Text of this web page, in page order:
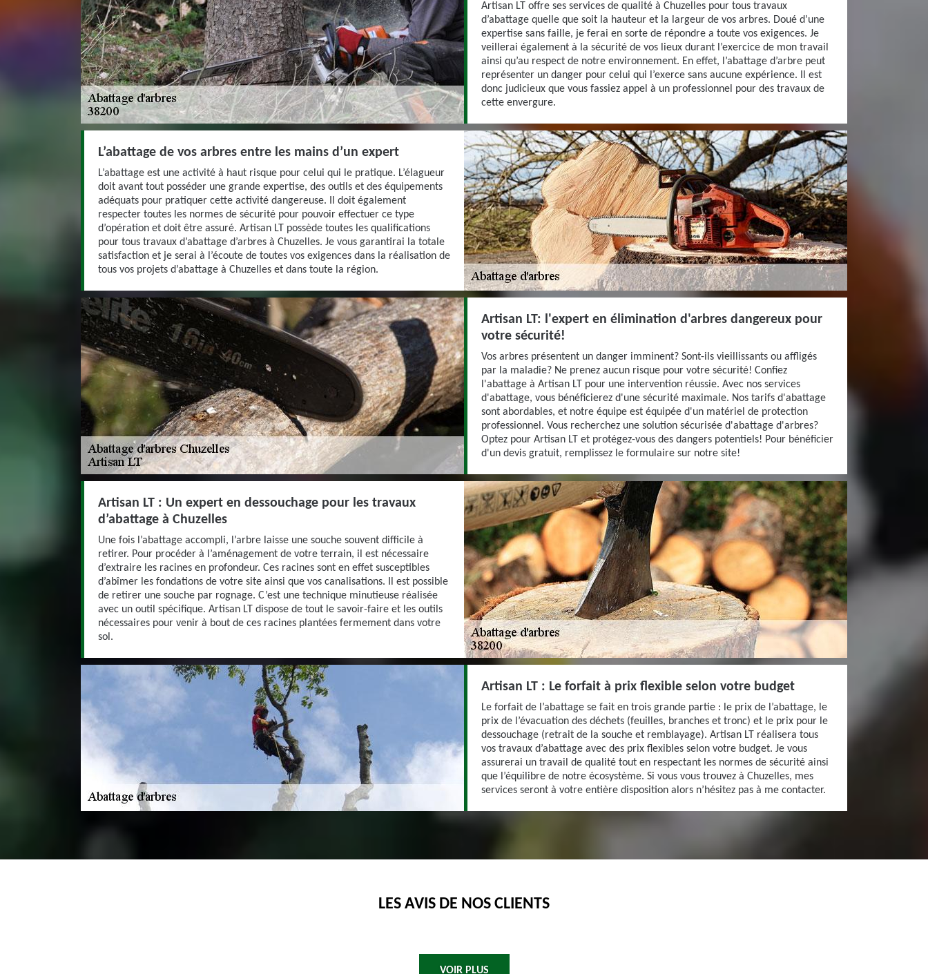
Artisan LT offre ses services de qualité à Chuzelles pour tous travaux
d’abattage quelle que soit la hauteur et la largeur de vos arbres. Doué d’une
expertise sans faille, je ferai en sorte de répondre a toute vos exigences. Je
veillerai également à la sécurité de vos lieux durant l’exercice de mon travail
ainsi qu’au respect de notre environnement. En effet, l’abattage d’arbre peut
représenter un danger pour celui qui l’exerce sans aucune expérience. Il est
donc judicieux que vous fassiez appel à un professionnel pour des travaux de
cette envergure.
L’abattage de vos arbres entre les mains d’un expert
L’abattage est une activité à haut risque pour celui qui le pratique. L’élagueur
doit avant tout posséder une grande expertise, des outils et des équipements
adéquats pour pratiquer cette activité dangereuse. Il doit également
respecter toutes les normes de sécurité pour pouvoir effectuer ce type
d’opération et doit être assuré. Artisan LT possède toutes les qualifications
pour tous travaux d’abattage d’arbres à Chuzelles. Je vous garantirai la totale
satisfaction et je serai à l’écoute de toutes vos exigences dans la réalisation de
tous vos projets d’abattage à Chuzelles et dans toute la région.
Artisan LT: l'expert en élimination d'arbres dangereux pour
votre sécurité!
Vos arbres présentent un danger imminent? Sont-ils vieillissants ou affligés
par la maladie? Ne prenez aucun risque pour votre sécurité! Confiez
l'abattage à Artisan LT pour une intervention réussie. Avec nos services
d'abattage, vous bénéficierez d'une sécurité maximale. Nos tarifs d'abattage
sont abordables, et notre équipe est équipée d'un matériel de protection
professionnel. Vous recherchez une solution sécurisée d'abattage d'arbres?
Optez pour Artisan LT et protégez-vous des dangers potentiels! Pour bénéficier
d'un devis gratuit, remplissez le formulaire sur notre site!
Artisan LT : Un expert en dessouchage pour les travaux
d’abattage à Chuzelles
Une fois l’abattage accompli, l’arbre laisse une souche souvent difficile à
retirer. Pour procéder à l’aménagement de votre terrain, il est nécessaire
d’extraire les racines en profondeur. Ces racines sont en effet susceptibles
d’abîmer les fondations de votre site ainsi que vos canalisations. Il est possible
de retirer une souche par rognage. C’est une technique minutieuse réalisée
avec un outil spécifique. Artisan LT dispose de tout le savoir-faire et les outils
nécessaires pour venir à bout de ces racines plantées fermement dans votre
sol.
Artisan LT : Le forfait à prix flexible selon votre budget
Le forfait de l’abattage se fait en trois grande partie : le prix de l’abattage, le
prix de l’évacuation des déchets (feuilles, branches et tronc) et le prix pour le
dessouchage (retrait de la souche et remblayage). Artisan LT réalisera tous
vos travaux d’abattage avec des prix flexibles selon votre budget. Je vous
assurerai un travail de qualité tout en respectant les normes de sécurité ainsi
que l’équilibre de notre écosystème. Si vous vous trouvez à Chuzelles, mes
services seront à votre entière disposition alors n’hésitez pas à me contacter.
LES AVIS DE NOS CLIENTS
VOIR PLUS